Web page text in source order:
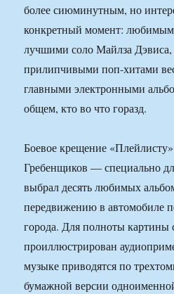
более сиюминутным, но
конкретный момент:
лучшими соло Майлза
прилипчивыми поп-хитами
главными электронными
общем, кто во что горазд.
Боевое крещение
Гребенщиков — специально
выбрал десять любимых
передвижению в автомобиле
города. Для полноты картины
проиллюстрирован
музыке приводятся по
бумажной версии